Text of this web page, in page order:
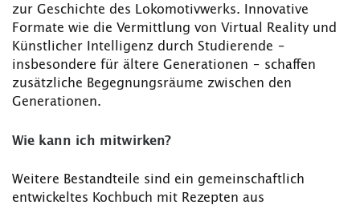
zur Geschichte des Lokomotivwerks. Innovative
Formate wie die Vermittlung von Virtual Reality und
Künstlicher Intelligenz durch Studierende –
insbesondere für ältere Generationen – schaffen
zusätzliche Begegnungsräume zwischen den
Generationen.
Wie kann ich mitwirken?
Weitere Bestandteile sind ein gemeinschaftlich
entwickeltes Kochbuch mit Rezepten aus